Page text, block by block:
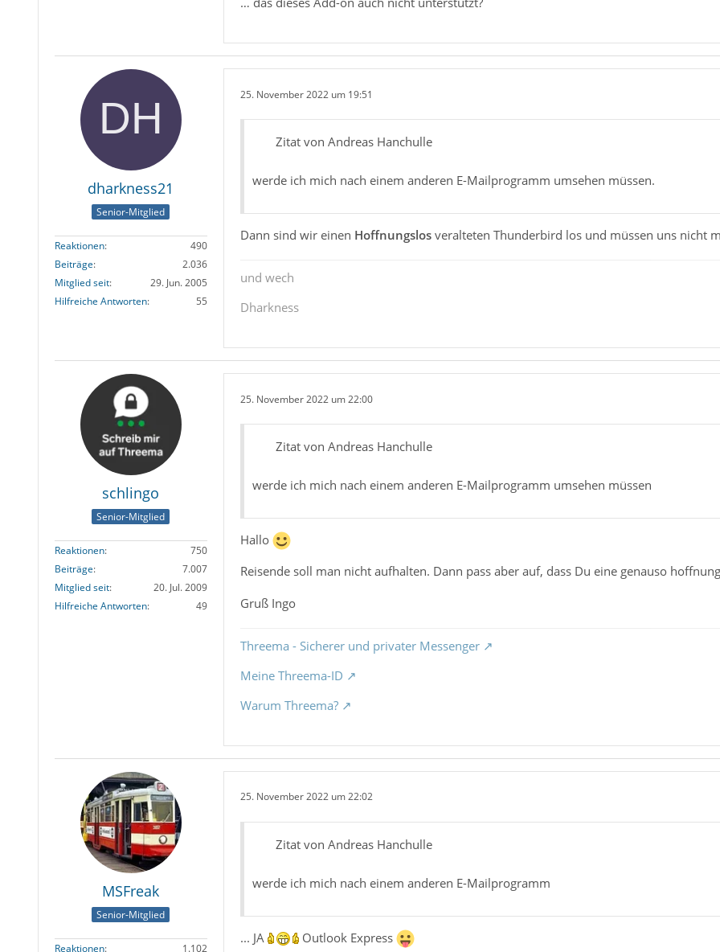
dharkness21
Senior-Mitglied
Reaktionen
490
Beiträge
2.036
Mitglied seit
29. Jun. 2005
Hilfreiche Antworten
55
25. November 2022 um 19:51
Zitat von Andreas Hanchulle
werde ich mich nach einem anderen E-Mailprogramm umsehen müssen.
Dann sind wir einen Hoffnungslosveralteten Thunderbird los und müssen uns nicht
und wech
Dharkness
schlingo
Senior-Mitglied
Reaktionen
750
Beiträge
7.007
Mitglied seit
20. Jul. 2009
Hilfreiche Antworten
49
25. November 2022 um 22:00
Zitat von Andreas Hanchulle
werde ich mich nach einem anderen E-Mailprogramm umsehen müssen
Hallo
Reisende soll man nicht aufhalten. Dann pass aber auf, dass Du eine genauso
Gruß Ingo
Threema - Sicherer und privater Messenger
Meine Threema-ID
Warum Threema?
MSFreak
Senior-Mitglied
Reaktionen 1.102
25. November 2022 um 22:02
Zitat von Andreas Hanchulle
werde ich mich nach einem anderen E-Mailprogramm
... JA Outlook Express